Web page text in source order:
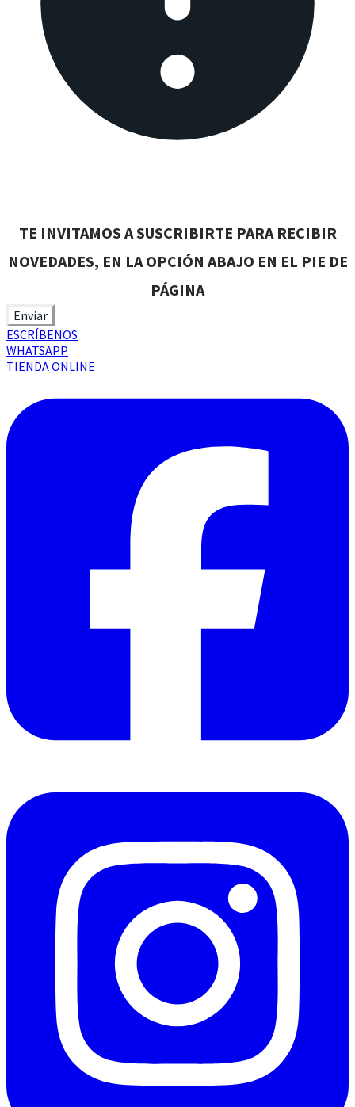
​TE INVITAMOS A SUSCRIBIRTE PARA RECIBIR
NOVEDADES, EN LA OPCIÓN ABAJO EN EL PIE DE
PÁGINA
Enviar
ESCRÍBENOS
WHATSAPP
TIENDA ONLINE